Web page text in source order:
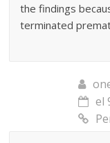
the findings
terminated
el